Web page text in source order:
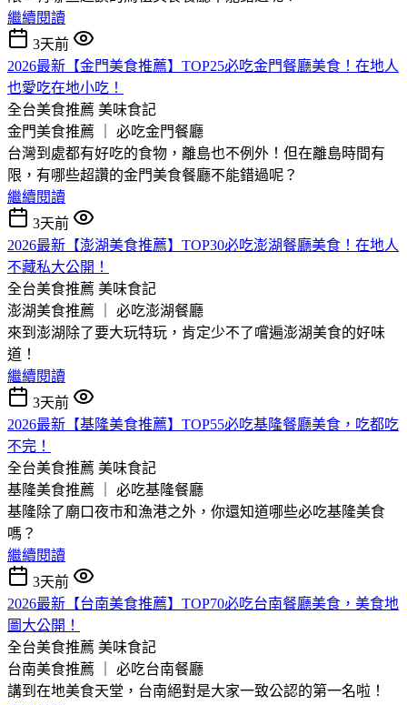
繼續閱讀
3天前
2026最新【金門美食推薦】TOP25必吃金門餐廳美食！在地人
也愛吃在地小吃！
全台美食推薦 美味食記
金門美食推薦 ｜ 必吃金門餐廳
台灣到處都有好吃的食物，離島也不例外！但在離島時間有
限，有哪些超讚的金門美食餐廳不能錯過呢？
繼續閱讀
3天前
2026最新【澎湖美食推薦】TOP30必吃澎湖餐廳美食！在地人
不藏私大公開！
全台美食推薦 美味食記
澎湖美食推薦 ｜ 必吃澎湖餐廳
來到澎湖除了要大玩特玩，肯定少不了嚐遍澎湖美食的好味
道！
繼續閱讀
3天前
2026最新【基隆美食推薦】TOP55必吃基隆餐廳美食，吃都吃
不完！
全台美食推薦 美味食記
基隆美食推薦 ｜ 必吃基隆餐廳
基隆除了廟口夜市和漁港之外，你還知道哪些必吃基隆美食
嗎？
繼續閱讀
3天前
2026最新【台南美食推薦】TOP70必吃台南餐廳美食，美食地
圖大公開！
全台美食推薦 美味食記
台南美食推薦 ｜ 必吃台南餐廳
講到在地美食天堂，台南絕對是大家一致公認的第一名啦！